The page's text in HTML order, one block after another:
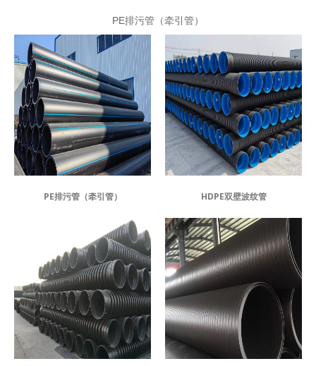
PE排污管（牵引管）
PE排污管（牵引管） HDPE双壁波纹管